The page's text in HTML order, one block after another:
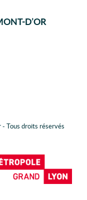
D’OR
Tous droits réservés